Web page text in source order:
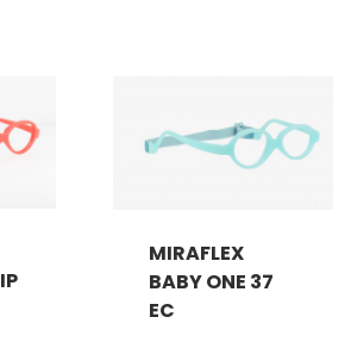
MIRAFLEX
BABY ONE 37
EC